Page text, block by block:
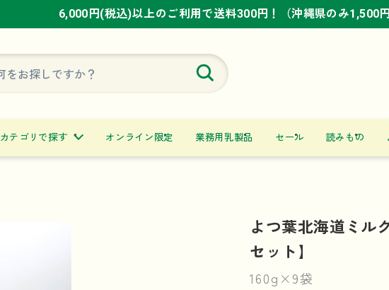
6,000円(税込)以上のご利用で送料300円！（沖縄県のみ1,500円
6,000円(税込)以上のご利用で送料300円！（沖縄県のみ1,500円
6,000円(税込)以上のご利用で送料300円！（沖縄県のみ1,500円
カテゴリで探す オンライン限定 業務用乳製品 セール 読みもの
よつ葉北海道ミル
セット】
160g×9袋